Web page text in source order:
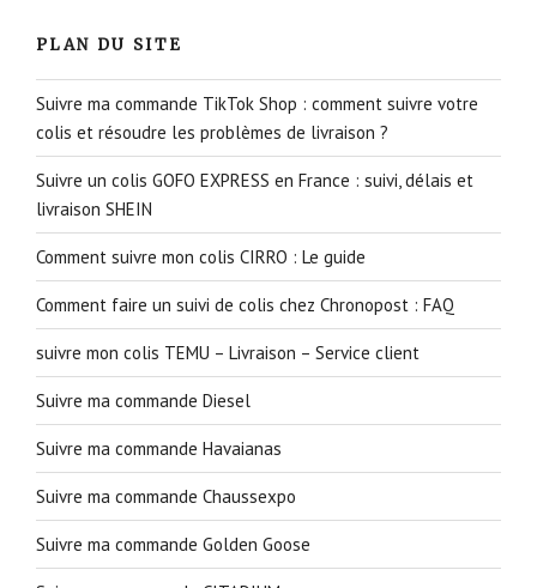
PLAN DU SITE
Suivre ma commande TikTok Shop : comment suivre votre
colis et résoudre les problèmes de livraison ?
Suivre un colis GOFO EXPRESS en France : suivi, délais et
livraison SHEIN
Comment suivre mon colis CIRRO : Le guide
Comment faire un suivi de colis chez Chronopost : FAQ
suivre mon colis TEMU – Livraison – Service client
Suivre ma commande Diesel
Suivre ma commande Havaianas
Suivre ma commande Chaussexpo
Suivre ma commande Golden Goose